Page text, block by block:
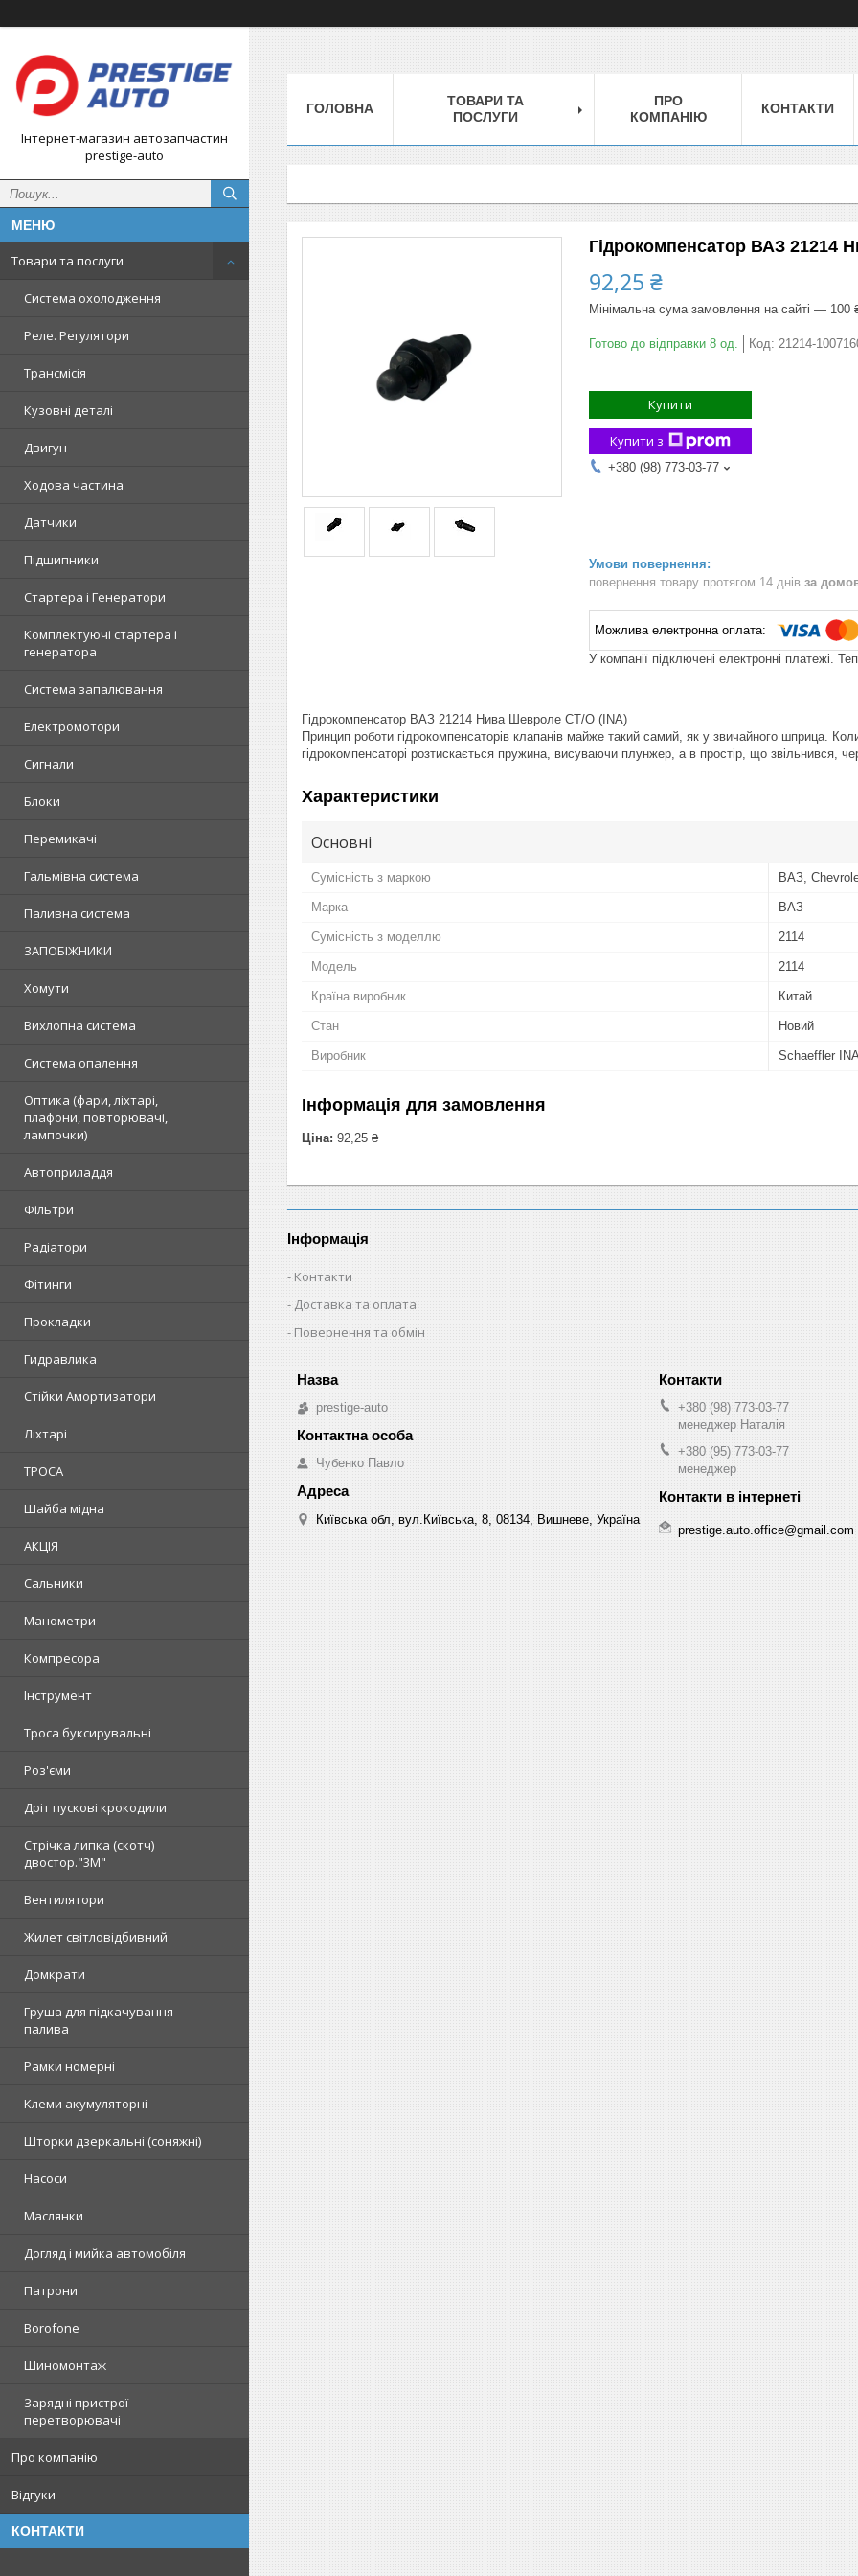
Інтернет-магазин автозапчастин
prestige-auto
Товари та послуги
Система охолодження
Реле. Регулятори
Трансмісія
Кузовні деталі
Двигун
Ходова частина
Датчики
Підшипники
Стартера і Генератори
Комплектуючі стартера і
генератора
Система запалювання
Електромотори
Сигнали
Блоки
Перемикачі
Гальмівна система
Паливна система
ЗАПОБІЖНИКИ
Хомути
Вихлопна система
Система опалення
Оптика (фари, ліхтарі,
плафони, повторювачі,
лампочки)
Автоприладдя
Фільтри
Радіатори
Фітинги
Прокладки
Гидравлика
Стійки Амортизатори
Ліхтарі
ТРОСА
Шайба мідна
АКЦІЯ
Сальники
Манометри
Компресора
Інструмент
Троса буксирувальні
Роз'єми
Дріт пускові крокодили
Стрічка липка (скотч)
двостор."3М"
Вентилятори
Жилет світловідбивний
Домкрати
Груша для підкачування
палива
Рамки номерні
Клеми акумуляторні
Шторки дзеркальні (соняжні)
Насоси
Маслянки
Догляд і мийка автомобіля
Патрони
Borofone
Шиномонтаж
Зарядні пристрої
перетворювачі
Про компанію
Відгуки
КОНТАКТИ
ГОЛОВНА
ТОВАРИ ТА
ПОСЛУГИ
ПРО
КОМПАНІЮ
КОНТАКТИ
Гідрокомпенсатор ВАЗ 21214
92,25 ₴
Мінімальна сума замовлення на сайті — 100
Готово до відправки 8 од. Код: 21214-
Купити
Купити з
+380 (98) 773-03-77
повернення товару протягом 14 днів за
У компанії підключені електронні платежі.
Гідрокомпенсатор ВАЗ 21214 Нива Шевроле СТ/О (INA)
Принцип роботи гідрокомпенсаторів клапанів майже такий самий, як у звичайного шприца.
гідрокомпенсаторі розтискається пружина, висуваючи плунжер, а в простір, що звільнився,
Характеристики
Основні
Сумісність з маркою ВАЗ,
Марка ВАЗ
Сумісність з моделлю 2114
Модель 2114
Країна виробник Китай
Стан Новий
Виробник Schaeffler
Інформація для замовлення
Ціна: 92,25 ₴
Інформація
Контакти
Доставка та оплата
Повернення та обмін
prestige-auto
Чубенко Павло
Київська обл, вул.Київська, 8, 08134, Вишневе, Україна
+380 (98) 773-03-77
менеджер Наталія
+380 (95) 773-03-77
менеджер
prestige.auto.office@gmail.com